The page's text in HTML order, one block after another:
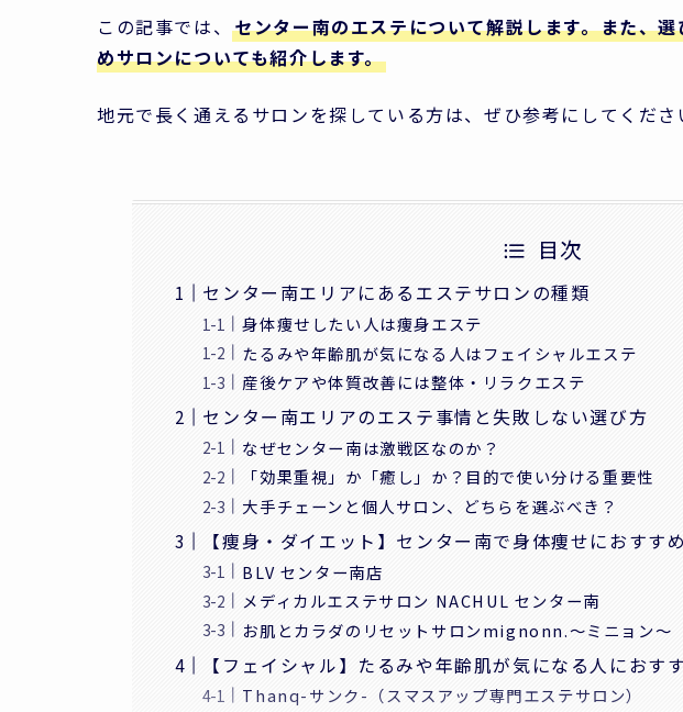
この記事では、センター南のエステについて解説します。また、
めサロンについても紹介します。
地元で長く通えるサロンを探している方は、ぜひ参考にしてくださ
目次
センター南エリアにあるエステサロンの種類
身体痩せしたい人は痩身エステ
たるみや年齢肌が気になる人はフェイシャルエステ
産後ケアや体質改善には整体・リラクエステ
センター南エリアのエステ事情と失敗しない選び方
なぜセンター南は激戦区なのか？
「効果重視」か「癒し」か？目的で使い分ける重要性
大手チェーンと個人サロン、どちらを選ぶべき？
【痩身・ダイエット】センター南で身体痩せにおすす
BLV センター南店
メディカルエステサロン NACHUL センター南
お肌とカラダのリセットサロンmignonn.〜ミニョン〜
【フェイシャル】たるみや年齢肌が気になる人におす
Thanq-サンク-（スマスアップ専門エステサロン）